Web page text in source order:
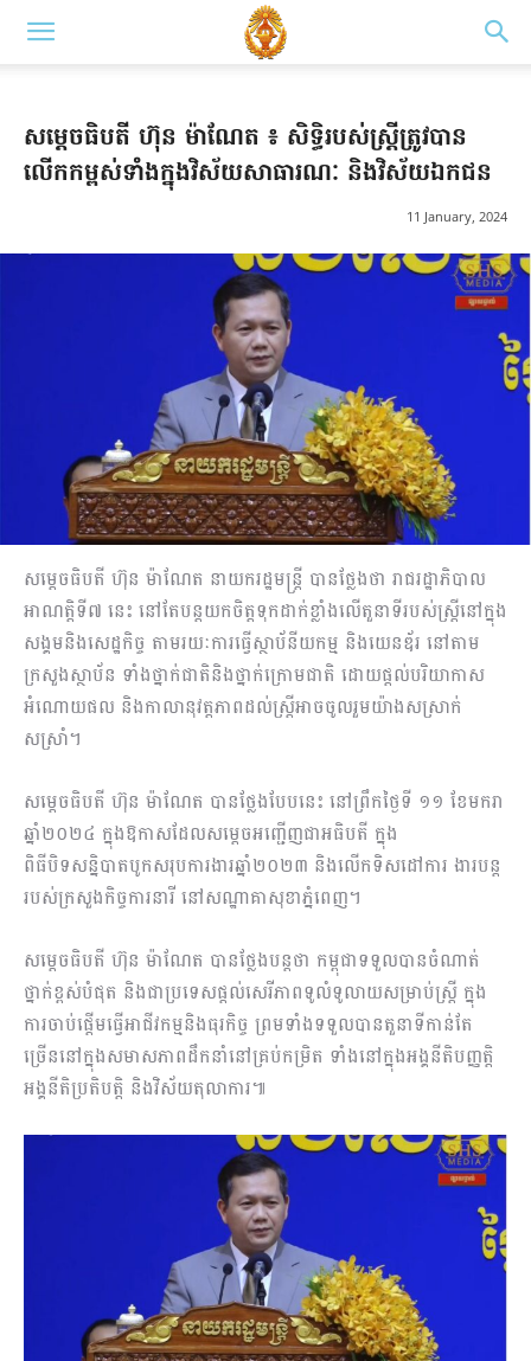
សម្តេចធិបតី ហ៊ុន ម៉ាណែត ៖ សិទ្ធិរបស់ស្ត្រីត្រូវបាន
លើកកម្ពស់ទាំងក្នុងវិស័យសាធារណៈ និងវិស័យឯកជន
11 January, 2024
សម្តេចធិបតី ហ៊ុន ម៉ាណែត នាយករដ្ឋមន្ត្រី បានថ្លែងថា រាជរដ្ឋាភិបាល
អាណត្តិទី៧ នេះ នៅតែបន្តយកចិត្តទុកដាក់ខ្លាំងលើតួនាទីរបស់ស្ត្រីនៅក្នុង
សង្គមនិងសេដ្ឋកិច្ច តាមរយៈការធ្វើស្ថាប័នីយកម្ម និងយេនឌ័រ នៅតាម
ក្រសួងស្ថាប័ន ទាំងថ្នាក់ជាតិនិងថ្នាក់ក្រោមជាតិ ដោយផ្តល់បរិយាកាស
អំណោយផល និងកាលានុវត្តភាពដល់ស្ត្រីអាចចូលរួមយ៉ាងសស្រាក់
សស្រាំ។
សម្តេចធិបតី ហ៊ុន ម៉ាណែត បានថ្លែងបែបនេះ នៅព្រឹកថ្ងៃទី ១១ ខែមករា
ឆ្នាំ២០២៤ ក្នុងឱកាសដែលសម្ដេចអញ្ជើញជាអធិបតី ក្នុង
ពិធីបិទសន្និបាតបូកសរុបការងារឆ្នាំ២០២៣ និងលើកទិសដៅការ ងារបន្ត
របស់ក្រសួងកិច្ចការនារី នៅសណ្ឋាគាសុខាភ្នំពេញ។
សម្តេចធិបតី ហ៊ុន ម៉ាណែត បានថ្លែងបន្តថា កម្ពុជាទទួលបានចំណាត់
ថ្នាក់ខ្ពស់បំផុត និងជាប្រទេសផ្តល់សេរីភាពទូលំទូលាយសម្រាប់ស្ត្រី ក្នុង
ការចាប់ផ្តើមធ្វើអាជីវកម្មនិងធុរកិច្ច ព្រមទាំងទទួលបានតួនាទីកាន់តែ
ច្រើននៅក្នុងសមាសភាពដឹកនាំនៅគ្រប់កម្រិត ទាំងនៅក្នុងអង្គនីតិបញ្ញត្តិ
អង្គនីតិប្រតិបត្តិ និងវិស័យតុលាការ៕